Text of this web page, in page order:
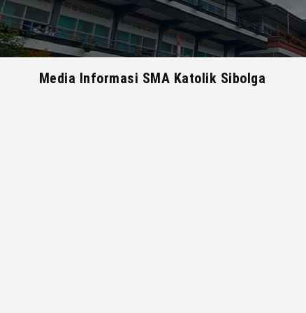
Media Informasi SMA Katolik Sibolga